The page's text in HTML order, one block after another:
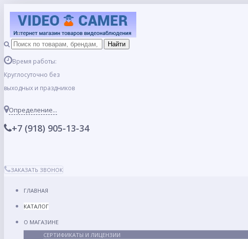
Время работы:
Круглосуточно без
выходных и праздников
Определение...
+7 (918) 905-13-34
ЗАКАЗАТЬ ЗВОНОК
ГЛАВНАЯ
КАТАЛОГ
О МАГАЗИНЕ
СЕРТИФИКАТЫ И ЛИЦЕНЗИИ